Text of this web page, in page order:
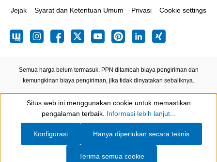
Jejak Syarat dan Ketentuan Umum Privasi Cookie settings
Semua harga belum termasuk. PPN ditambah biaya pengiriman dan
kemungkinan biaya pengiriman, jika tidak dinyatakan sebaliknya.
Show toolbar
Situs web ini menggunakan cookie untuk memastikan
pengalaman terbaik. Informasi lebih lanjut...
Hanya diperlukan secara teknis
Konfigurasi
Terima semua cookie